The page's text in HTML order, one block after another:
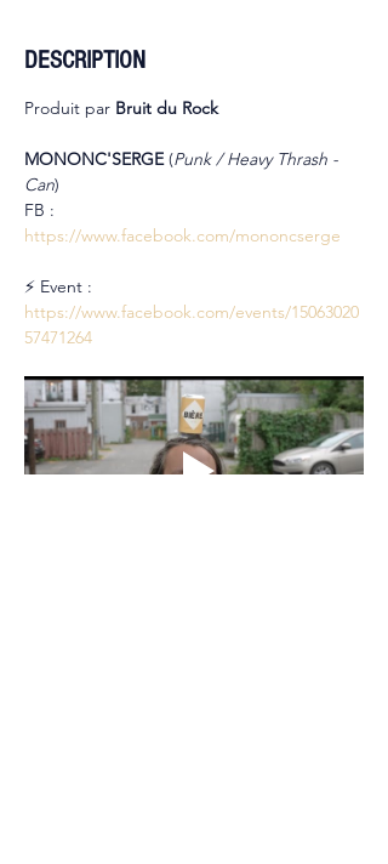
DESCRIPTION
Produit par Bruit du Rock
MONONC'SERGE (Punk / Heavy Thrash -
Can)
FB :
https://www.facebook.com/mononcserge
⚡ Event :
https://www.facebook.com/events/15063020
57471264